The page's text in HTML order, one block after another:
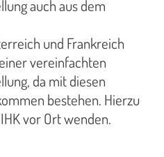
auch aus dem
und Frankreich
vereinfachten
da mit diesen
bestehen. Hierzu
vor Ort wenden.